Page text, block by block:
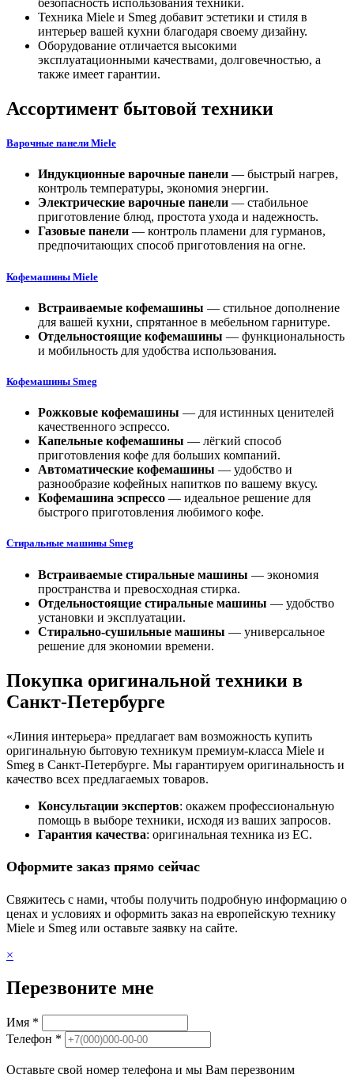
Техника Miele и Smeg добавит эстетики и стиля в
интерьер вашей кухни благодаря своему дизайну.
Оборудование отличается высокими
эксплуатационными качествами, долговечностью, а
также имеет гарантии.
Ассортимент бытовой техники
Варочные панели Miele
Индукционные варочные панели — быстрый нагрев,
контроль температуры, экономия энергии.
Электрические варочные панели — стабильное
приготовление блюд, простота ухода и надежность.
Газовые панели — контроль пламени для гурманов,
предпочитающих способ приготовления на огне.
Кофемашины Miele
Встраиваемые кофемашины — стильное дополнение
для вашей кухни, спрятанное в мебельном гарнитуре.
Отдельностоящие кофемашины — функциональность
и мобильность для удобства использования.
Кофемашины Smeg
Рожковые кофемашины — для истинных ценителей
качественного эспрессо.
Капельные кофемашины — лёгкий способ
приготовления кофе для больших компаний.
Автоматические кофемашины — удобство и
разнообразие кофейных напитков по вашему вкусу.
Кофемашина эспрессо — идеальное решение для
быстрого приготовления любимого кофе.
Стиральные машины Smeg
Встраиваемые стиральные машины — экономия
пространства и превосходная стирка.
Отдельностоящие стиральные машины — удобство
установки и эксплуатации.
Стирально-сушильные машины — универсальное
решение для экономии времени.
Покупка оригинальной техники в
Санкт-Петербурге
«Линия интерьера» предлагает вам возможность купить
оригинальную бытовую техникум премиум-класса Miele и
Smeg в Санкт-Петербурге. Мы гарантируем оригинальность и
качество всех предлагаемых товаров.
Консультации экспертов: окажем профессиональную
помощь в выборе техники, исходя из ваших запросов.
Гарантия качества: оригинальная техника из ЕС.
Оформите заказ прямо сейчас
Свяжитесь с нами, чтобы получить подробную информацию о
ценах и условиях и оформить заказ на европейскую технику
Miele и Smeg или оставьте заявку на сайте.
×
Перезвоните мне
Имя *
Телефон *
Оставьте свой номер телефона и мы Вам перезвоним